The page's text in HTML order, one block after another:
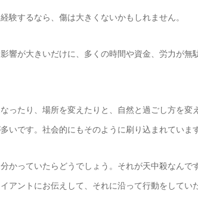
験するなら、傷は大きくないかもしれません。
響が大きいだけに、多くの時間や資金、労力が無
ったり、場所を変えたりと、自然と過ごし方を
いです。社会的にもそのように刷り込まれていま
かっていたらどうでしょう。それが天中殺なんで
アントにお伝えして、それに沿って行動をしてい